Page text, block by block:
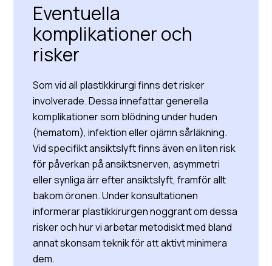
Eventuella
komplikationer och
risker
Som vid all plastikkirurgi finns det risker
involverade. Dessa innefattar generella
komplikationer som blödning under huden
(hematom), infektion eller ojämn sårläkning.
Vid specifikt ansiktslyft finns även en liten risk
för påverkan på ansiktsnerven, asymmetri
eller synliga ärr efter ansiktslyft, framför allt
bakom öronen. Under konsultationen
informerar plastikkirurgen noggrant om dessa
risker och hur vi arbetar metodiskt med bland
annat skonsam teknik för att aktivt minimera
dem.